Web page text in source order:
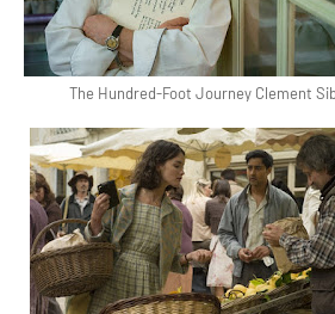
The Hundred-Foot Journey Clement